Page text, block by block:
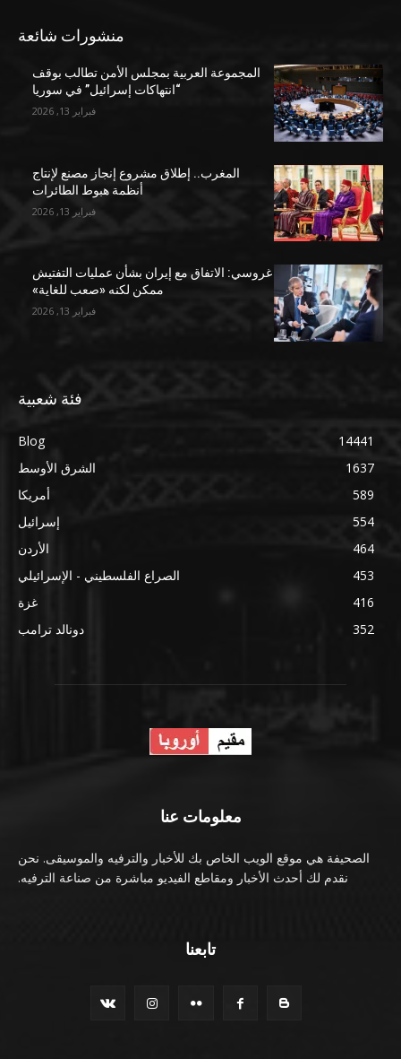
منشورات شائعة
المجموعة العربية بمجلس الأمن تطالب بوقف
“انتهاكات إسرائيل” في سوريا
فبراير 13, 2026
المغرب.. إطلاق مشروع إنجاز مصنع لإنتاج
أنظمة هبوط الطائرات
فبراير 13, 2026
غروسي: الاتفاق مع إيران بشأن عمليات التفتيش
ممكن لكنه «صعب للغاية»
فبراير 13, 2026
فئة شعبية
Blog
14441
الشرق الأوسط
1637
أمريكا
589
إسرائيل
554
الأردن
464
الصراع الفلسطيني - الإسرائيلي
453
غزة
416
دونالد ترامب
352
معلومات عنا
الصحيفة هي موقع الويب الخاص بك للأخبار والترفيه والموسيقى. نحن
نقدم لك أحدث الأخبار ومقاطع الفيديو مباشرة من صناعة الترفيه.
تابعنا